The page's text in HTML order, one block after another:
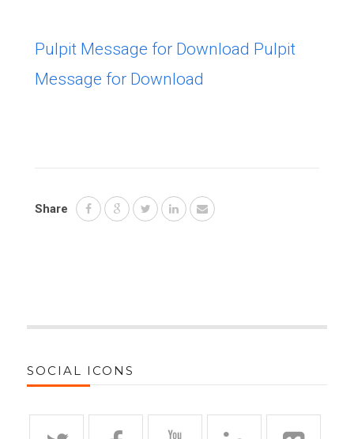
Pulpit Message for Download Pulpit
Message for Download
Share
SOCIAL ICONS